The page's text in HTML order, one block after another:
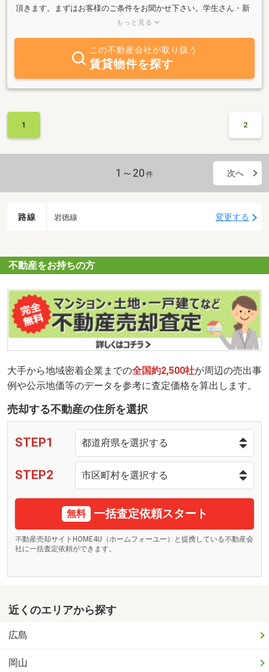
頂きます。まずはお客様のご条件をお聞かせ下さい。学生さん・新
婚さん・ご転勤でお部屋探しをされる法人様、ご納得いくまで、お
分の場所で営業しております。お気軽のお立ち寄り頂ければと思い
もっと見る
この不動産会社が取り扱う
賃貸物件を探す
1 2
1～20 件 次へ
路線 岩徳線 変更する
不動産をお持ちの方
大手から地域密着企業までの全国約2,500社が周辺の売出事
例や公示地価等のデータを参考に査定価格を算出します。
売却する不動産の住所を選択
STEP1
STEP2
無料 一括査定依頼スタート
不動産売却サイトHOME4U（ホームフォーユー）と提携している不動産会
社に一括査定依頼ができます。
近くのエリアから探す
広島
岡山